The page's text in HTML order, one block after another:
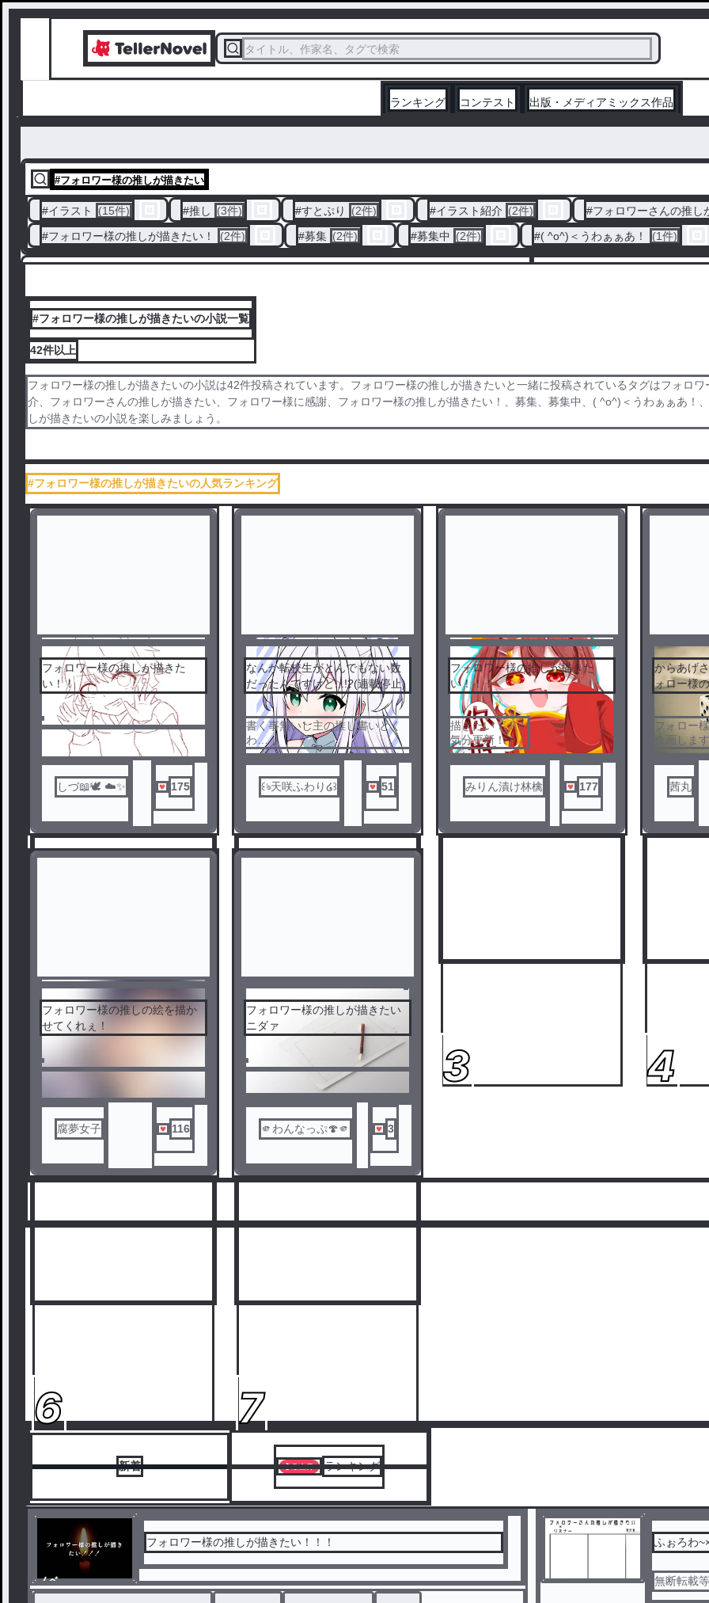
タイトル、作家名、タグで検索
ランキング コンテスト 出版・メディアミックス作品
#フォロワー様の推しが描きたい
#イラスト (15件) #推し (3件) #すとぷり (2件) #イラスト紹介 (2件) #フォロワーさんの推し
#フォロワー様の推しが描きたい！ (2件) #募集 (2件) #募集中 (2件) #( ^o^)＜うわぁぁあ！ (1件)
#フォロワー様の推しが描きたいの小説一覧
42件以上
フォロワー様の推しが描きたいの小説は42件投稿されています。フォロワー様の推しが描きたいと一緒に投稿されているタグはフォロ
介、フォロワーさんの推しが描きたい、フォロワー様に感謝、フォロワー様の推しが描きたい！、募集、募集中、( ^o^)＜うわぁぁあ
しが描きたいの小説を楽しみましょう。
#フォロワー様の推しが描きたいの人気ランキング
フォロワー様の推しが描きた
い！！
しづ📖🕊️ ☁️✨ 175
1
なんか転校生がとんでもない数
だったんですけど...!?(連載停止)
書く事無いし主の推し書いとく
わ
るぅとくん、ちぐさくん、てる
とくん、のっきさん、そらねこ
くん、あっきぃ、ゆきむら、ゼ
パ、のんたむ、ﾕｷﾑﾗﾁｬﾝ!
꒰ঌ天咲ふわり໒꒱ 51
2
フォロワー様の推しが描きた
い！！！
描きたい！！！
気分更新！！
みりん漬け林檎 177
3
からあげ
ォロー様
フォロー
企画しま
ャラ教え
茜丸
4
フォロワー様の推しの絵を描か
せてくれぇ！
腐夢女子 116
6
フォロワー様の推しが描きたい
ニダァ
🫵わんなっぷ🍄🫵 3
7
新着 ランキング
ノベ
ル
フォロワー様の推しが描きたい！！！ ふぉろわ
無断転載